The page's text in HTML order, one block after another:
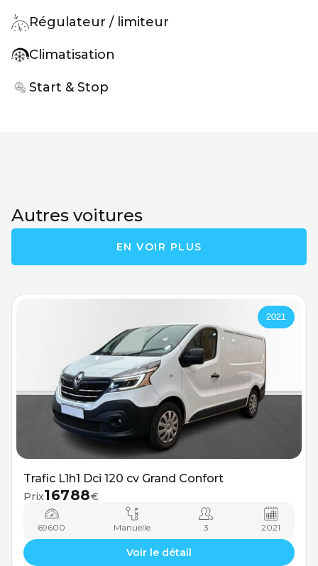
Régulateur / limiteur
Climatisation
Start & Stop
Autres voitures
EN VOIR PLUS
2021
Trafic L1h1 Dci 120 cv Grand Confort
Prix16788€
69600 Manuelle 3 2021
Voir le détail